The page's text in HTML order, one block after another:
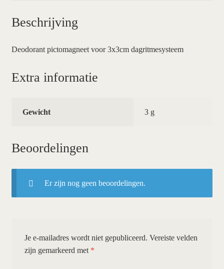
Beschrijving
Deodorant pictomagneet voor 3x3cm dagritmesysteem
Extra informatie
Gewicht 3 g
Beoordelingen
Er zijn nog geen beoordelingen.
Je e-mailadres wordt niet gepubliceerd. Vereiste velden
zijn gemarkeerd met *